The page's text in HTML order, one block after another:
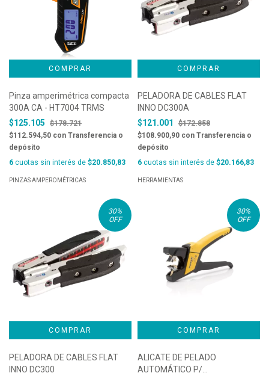
Pinza amperimétrica compacta
300A CA - HT7004 TRMS
$125.105
$178.721
$112.594,50 con Transferencia o
depósito
6 cuotas sin interés de $20.850,83
PINZAS AMPEROMÉTRICAS
PELADORA DE CABLES FLAT
INNO DC300A
$121.001
$172.858
$108.900,90 con Transferencia o
depósito
6 cuotas sin interés de $20.166,83
HERRAMIENTAS
30%
OFF
PELADORA DE CABLES FLAT
INNO DC300
30%
OFF
ALICATE DE PELADO
AUTOMÁTICO P/